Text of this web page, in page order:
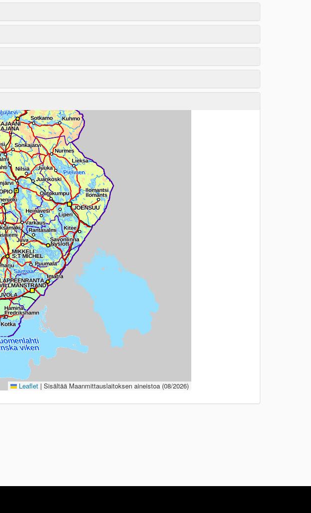
Leaflet | Sisältää Maanmittauslaitoksen aineistoa (08/2026)